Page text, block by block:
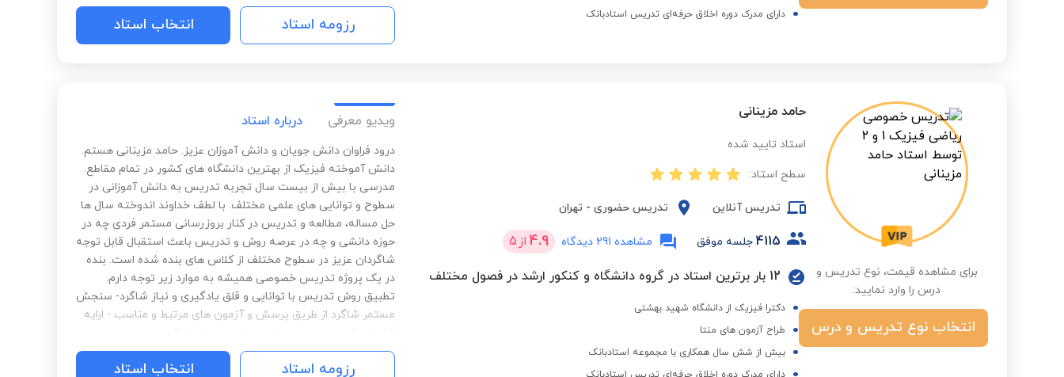
دارای مدرک دوره اخلاق حرفه‌ای تدریس استادبانک
رزومه استاد انتخاب استاد
برای مشاهده قیمت، نوع تدریس و
درس را وارد نمایید:
انتخاب نوع تدریس و درس
حامد مزینانی
استاد تایید شده
سطح استاد:
تدریس آنلاین تدریس حضوری - تهران
4115 جلسه موفق مشاهده 291 دیدگاه 4.9 از 5
12 بار برترین استاد در گروه دانشگاه و کنکور ارشد در فصول مختلف
دکترا فیزیک از دانشگاه شهید بهشتی
طراح آزمون های منتا
بیش از شش سال همکاری با مجموعه استادبانک
ویدیو معرفی درباره استاد
درود‌ فراوان دانش جویان و دانش آموزان عزیز. حامد مزینانی هستم.
دانش آموخته فیزیک‌ از بهترین دانشگاه های کشور در تمام مقاطع.
مدرسی با بیش از بیست سال تجربه تدریس به دانش آموزانی در
سطوح و توانایی های علمی مختلف. با لطف خداوند اندوخته سال ها
حل مساله، مطالعه و تدریس در کنار بروزرسانی مستمر فردی چه در
حوزه دانشی و چه در عرصه روش و تدریس باعث استقبال قابل توجه
شاگردان عزیز در سطوح مختلف از کلاس های بنده شده است. بنده
در یک‌ پروژه تدریس خصوصی همیشه به موارد زیر توجه دارم.
تطبیق روش تدریس با توانایی و قلق یادگیری و نیاز شاگرد- سنجش
مستمر شاگرد از طریق پرسش و آزمون های مرتبط و مناسب - ارایه
سازی مسیر آموزشی- و پاسخگویی و در دسترس بودن برای شاگرد
در خارج از بازه زمانی تدریس- پتانسیل تدریس مفهومی هم به طور
رزومه استاد انتخاب استاد